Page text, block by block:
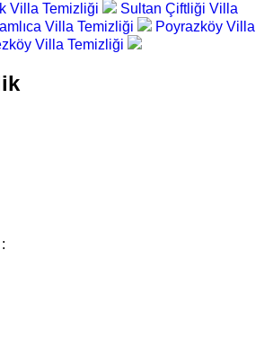
Villa Temizliği
Sultan Çiftliği Villa
Villa Temizliği
Poyrazköy Villa
Villa Temizliği